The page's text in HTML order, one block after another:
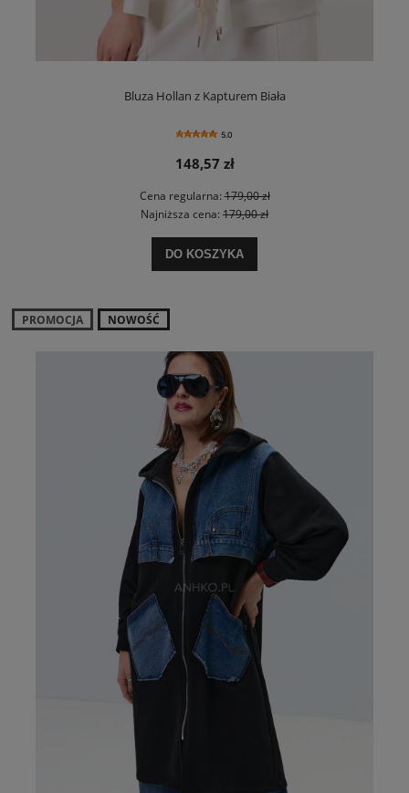
Bluza Hollan z Kapturem Biała
5.0
148,57 zł
Cena regularna:179,00 zł
Najniższa cena: 179,00 zł
DO KOSZYKA
PROMOCJA NOWOŚĆ